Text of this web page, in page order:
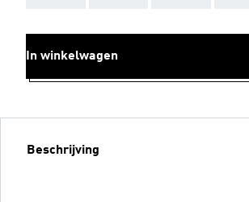
In winkelwagen
Beschrijving